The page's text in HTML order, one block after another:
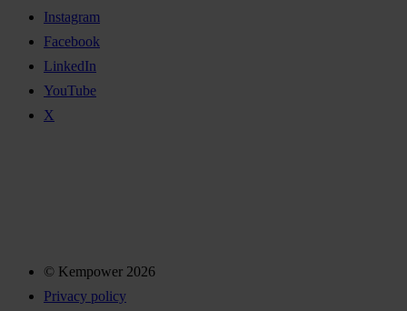
Instagram
Facebook
LinkedIn
YouTube
X
© Kempower 2026
Privacy policy